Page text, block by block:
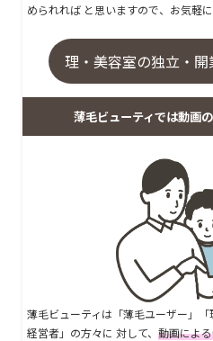
められれば と思いますので、お気軽に
理・美容室の独立・
薄毛ビューティでは動画
薄毛ビューティは「薄毛ユーザー」
経営者」の方々に 対して、 動画によ